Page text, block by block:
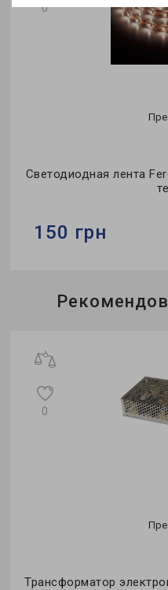
Светодиодная лента
0
150 грн
Бренд:Feron
Мощность в рабочем
Трансформатор
0